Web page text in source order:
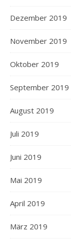
Dezember 2019
November 2019
Oktober 2019
September 2019
August 2019
Juli 2019
Juni 2019
Mai 2019
April 2019
März 2019